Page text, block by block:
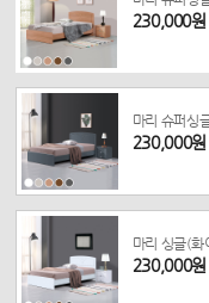
230,000원
마리 슈퍼싱
230,000원
마리 싱글(화
230,000원